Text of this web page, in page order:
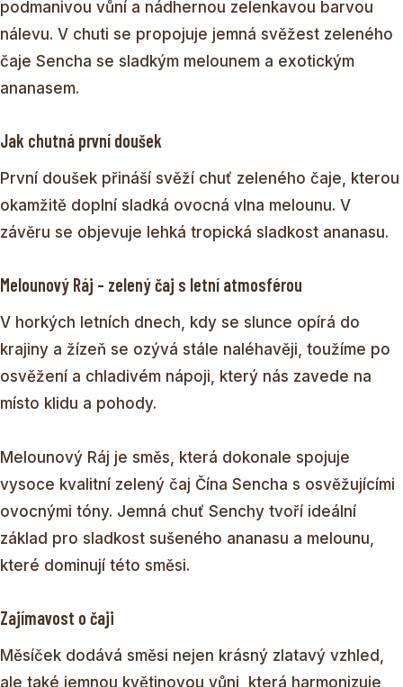
podmanivou vůní a nádhernou zelenkavou barvou
nálevu. V chuti se propojuje jemná svěžest zeleného
čaje Sencha se sladkým melounem a exotickým
ananasem.
Jak chutná první doušek
První doušek přináší svěží chuť zeleného čaje, kterou
okamžitě doplní sladká ovocná vlna melounu. V
závěru se objevuje lehká tropická sladkost ananasu.
Melounový Ráj – zelený čaj s letní atmosférou
V horkých letních dnech, kdy se slunce opírá do
krajiny a žízeň se ozývá stále naléhavěji, toužíme po
osvěžení a chladivém nápoji, který nás zavede na
místo klidu a pohody.
Melounový Ráj je směs, která dokonale spojuje
vysoce kvalitní zelený čaj Čína Sencha s osvěžujícími
ovocnými tóny. Jemná chuť Senchy tvoří ideální
základ pro sladkost sušeného ananasu a melounu,
které dominují této směsi.
Zajímavost o čaji
Měsíček dodává směsi nejen krásný zlatavý vzhled,
ale také jemnou květinovou vůni, která harmonizuje